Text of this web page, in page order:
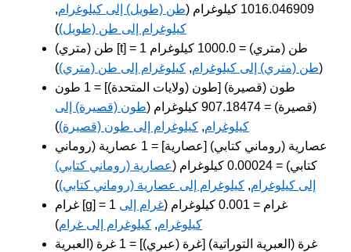
1016.046909 كيلوغرام ( طن (طويل) إلى كيلوغرام,
كيلوغرام إلى طن (طويل))
طن (متري) [t] = 1 طن (متري) = 1000.0 كيلوغرام
(طن (متري) إلى كيلوغرام, كيلوغرام إلى طن (متري))
طون (قصيرة) [طون (ولايات المتحدة)] = 1 طون
(قصيرة) = 907.18474 كيلوغرام (
طون (قصيرة) إلى
كيلوغرام, كيلوغرام إلى طون (قصيرة))
عصارية (روماني كتابي) [عصارية] = 1 عصارية (روماني
كتابي) = 0.00024 كيلوغرام (
عصارية (روماني كتابي)
إلى كيلوغرام, كيلوغرام إلى عصارية (روماني كتابي))
غرام [g] = 1 غرام = 0.001 كيلوغرام (
غرام إلى
كيلوغرام, كيلوغرام إلى غرام)
غرة (العبرية التوراتية) [غرة (عبري)] = 1 غرة (العبرية